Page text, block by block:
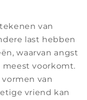
van
last hebben
waarvan angst
meest voorkomt.
van
vriend kan